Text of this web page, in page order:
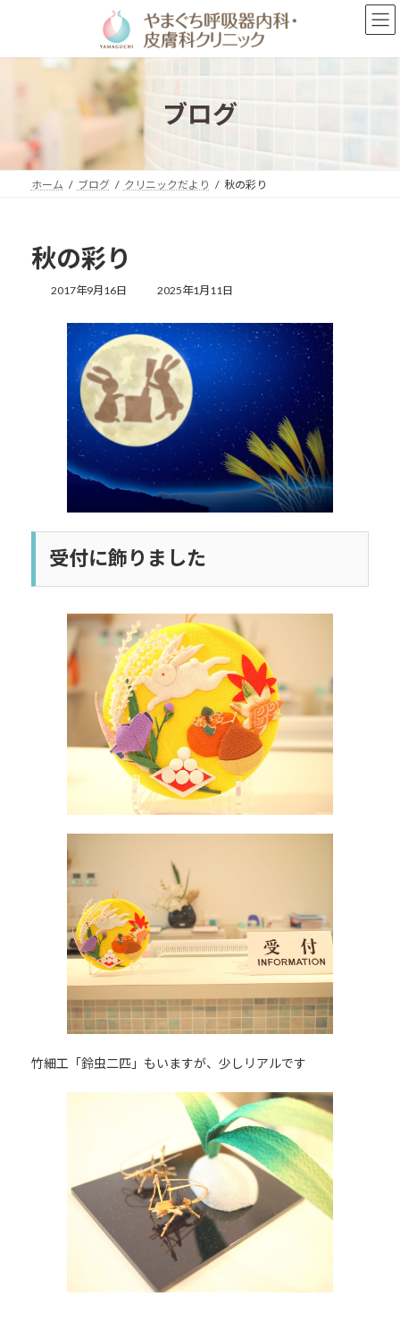
ン
プ
ー
動
ブログ
ホーム ブログ クリニックだより 秋の彩り
秋の彩り
2017年9月16日
最
更
新
日
時
:
2025年1月11日
受付に飾りました
竹細工「鈴虫二匹」もいますが、少しリアルです